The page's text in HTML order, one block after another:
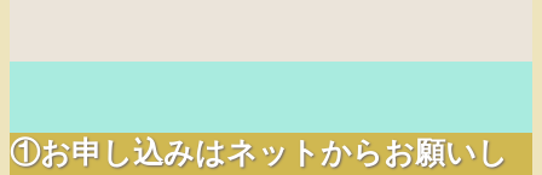
①お申し込みはネットからお願いし